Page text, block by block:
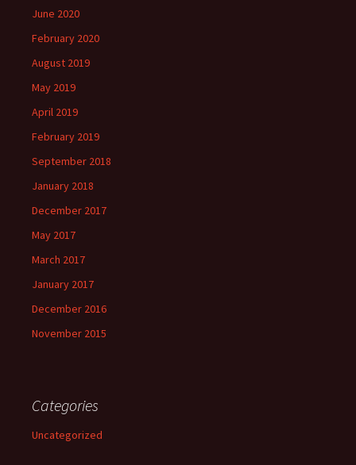
June 2020
February 2020
August 2019
May 2019
April 2019
February 2019
September 2018
January 2018
December 2017
May 2017
March 2017
January 2017
December 2016
November 2015
Categories
Uncategorized